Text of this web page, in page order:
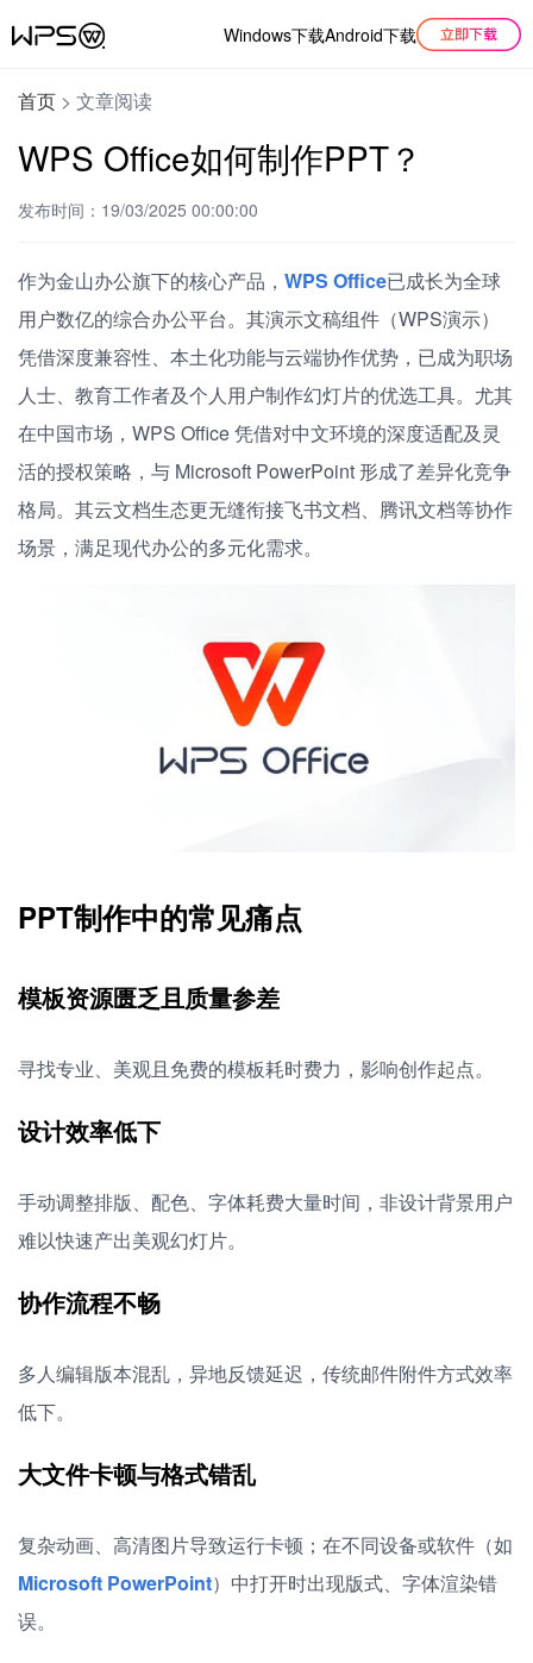
Windows下载Android下载
首页 > 文章阅读
WPS Office如何制作PPT？
发布时间：19/03/2025 00:00:00
作为金山办公旗下的核心产品， WPS Office已成长为全球
用户数亿的综合办公平台。其演示文稿组件（WPS演示）
凭借深度兼容性、本土化功能与云端协作优势，已成为职场
人士、教育工作者及个人用户制作幻灯片的优选工具。尤其
在中国市场，WPS Office 凭借对中文环境的深度适配及灵
活的授权策略，与 Microsoft PowerPoint 形成了差异化竞争
格局。其云文档生态更无缝衔接飞书文档、腾讯文档等协作
场景，满足现代办公的多元化需求。
PPT制作中的常见痛点
模板资源匮乏且质量参差
寻找专业、美观且免费的模板耗时费力，影响创作起点。
设计效率低下
手动调整排版、配色、字体耗费大量时间，非设计背景用户
难以快速产出美观幻灯片。
协作流程不畅
多人编辑版本混乱，异地反馈延迟，传统邮件附件方式效率
低下。
大文件卡顿与格式错乱
复杂动画、高清图片导致运行卡顿；在不同设备或软件（如
Microsoft PowerPoint）中打开时出现版式、字体渲染错
误。